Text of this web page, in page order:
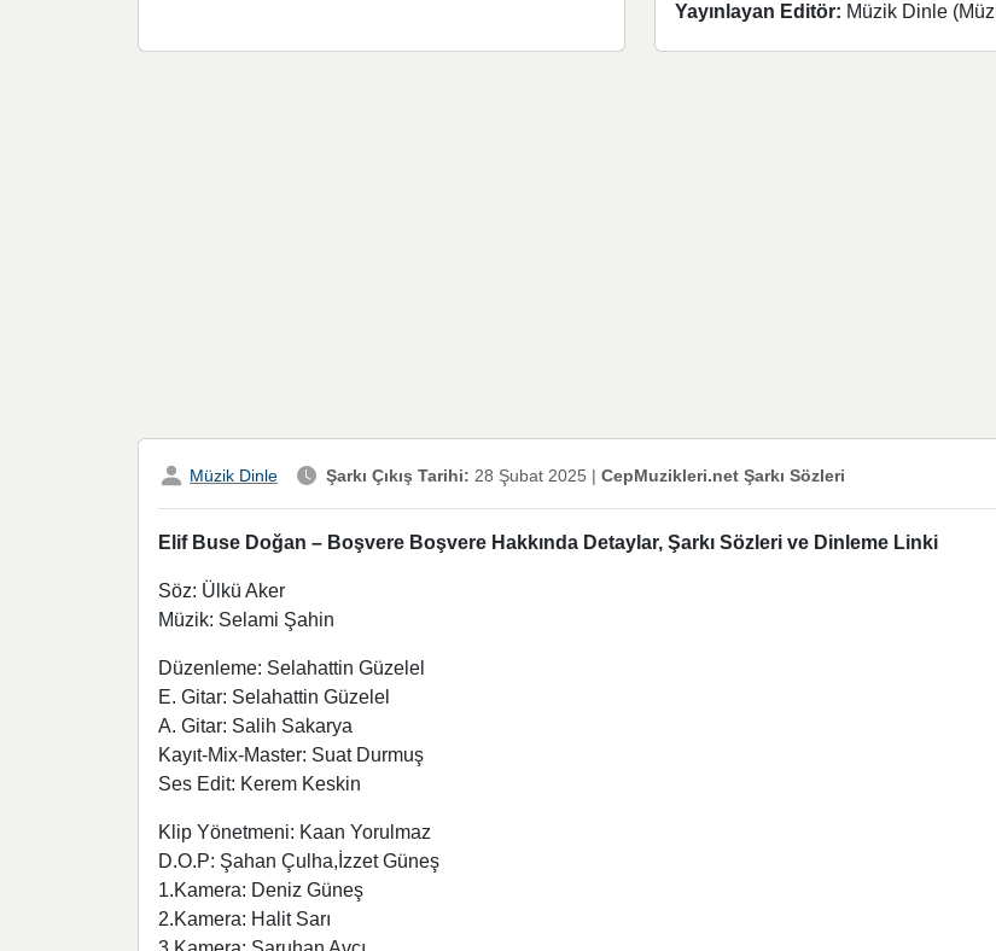
Yayınlayan Editör: Müzik Dinle
Müzik Dinle Şarkı Çıkış Tarihi: 28 Şubat 2025 | CepMuzikleri.net Şarkı Sözleri
Elif Buse Doğan – Boşvere Boşvere Hakkında Detaylar, Şarkı Sözleri ve Dinleme Linki
Söz: Ülkü Aker
Müzik: Selami Şahin
Düzenleme: Selahattin Güzelel
E. Gitar: Selahattin Güzelel
A. Gitar: Salih Sakarya
Kayıt-Mix-Master: Suat Durmuş
Ses Edit: Kerem Keskin
Klip Yönetmeni: Kaan Yorulmaz
D.O.P: Şahan Çulha,İzzet Güneş
1.Kamera: Deniz Güneş
2.Kamera: Halit Sarı